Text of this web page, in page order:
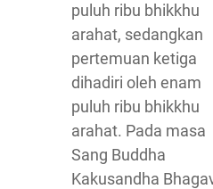
puluh ribu bhikkhu
arahat, sedangkan
pertemuan ketiga
dihadiri oleh enam
puluh ribu bhikkhu
arahat. Pada masa
Sang Buddha
Kakusandha